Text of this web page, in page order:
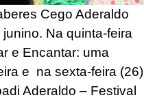
Cego Aderaldo
Na quinta-feira
e Encantar: uma
e na sexta-feira (26)
Aderaldo – Festival